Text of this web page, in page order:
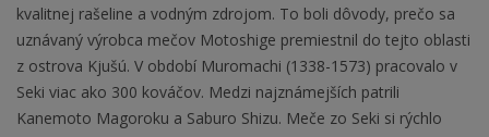
kvalitnej rašeline a vodným zdrojom. To boli dôvody, prečo sa
uznávaný výrobca mečov Motoshige premiestnil do tejto oblasti
z ostrova Kjušú. V období Muromachi (1338-1573) pracovalo v
Seki viac ako 300 kováčov. Medzi najznámejších patrili
Kanemoto Magoroku a Saburo Shizu. Meče zo Seki si rýchlo